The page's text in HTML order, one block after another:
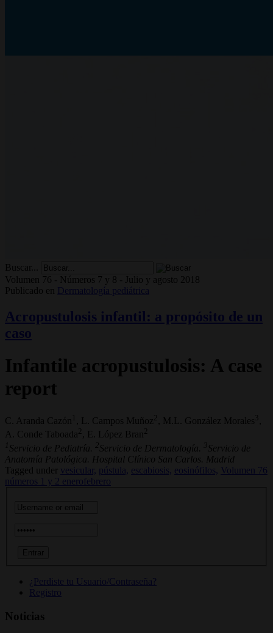
Buscar...
Volumen 76 - Números 7 y 8 - Julio y agosto 2018
Publicado en
Dermatología pediátrica
Acropustulosis infantil: a propósito de un
caso
Infantile acropustulosis: A case
report
C. Aranda Cazón 1 , L. Campos Muñoz , M.L. González Morales 3
A. Conde Taboada
, E. López Bran
1 Servicio de Pediatría. 2 Servicio de Dermatología. 3 Servicio de
Anatomía Patológica. Hospital Clínico San Carlos. Madrid
Tagged under
vesicular, pústula, escabiosis, eosinófilos,
Volumen 76
números 1 y 2 enerofebrero
¿Perdiste tu Usuario/Contraseña?
Registro
Noticias